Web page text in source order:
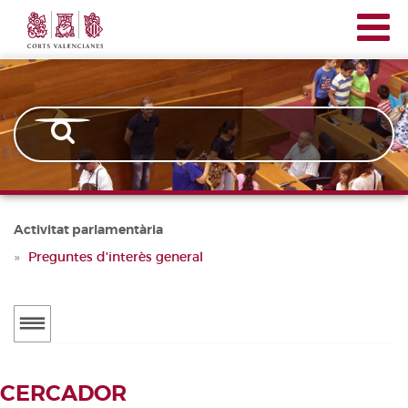
contingut
Corts
Valencianes
Activitat parlamentària
Preguntes d'interès general
Menú
Notícies
CERCADOR DE TRAMITACIONS
CERCADOR